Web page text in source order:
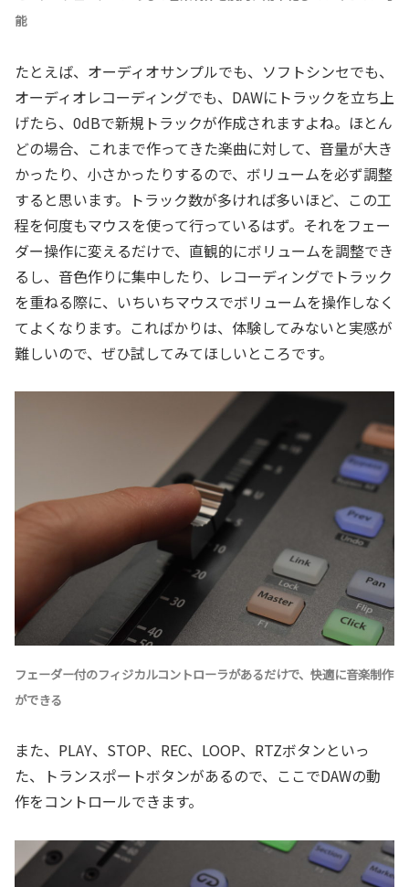
能
たとえば、オーディオサンプルでも、ソフトシンセでも、
オーディオレコーディングでも、DAWにトラックを立ち上
げたら、0dBで新規トラックが作成されますよね。ほとん
どの場合、これまで作ってきた楽曲に対して、音量が大き
かったり、小さかったりするので、ボリュームを必ず調整
すると思います。トラック数が多ければ多いほど、この工
程を何度もマウスを使って行っているはず。それをフェー
ダー操作に変えるだけで、直観的にボリュームを調整でき
るし、音色作りに集中したり、レコーディングでトラック
を重ねる際に、いちいちマウスでボリュームを操作しなく
てよくなります。こればかりは、体験してみないと実感が
難しいので、ぜひ試してみてほしいところです。
フェーダー付のフィジカルコントローラがあるだけで、快適に音楽制作
ができる
また、PLAY、STOP、REC、LOOP、RTZボタンといっ
た、トランスポートボタンがあるので、ここでDAWの動
作をコントロールできます。